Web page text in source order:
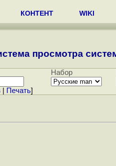
КОНТЕНТ WIKI
просмотра
Набор
| Печать]